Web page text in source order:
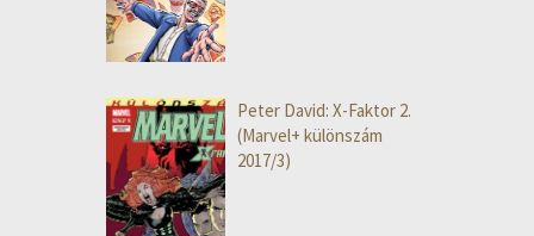
Peter David: X-Faktor 2.
(Marvel+ különszám
2017/3)